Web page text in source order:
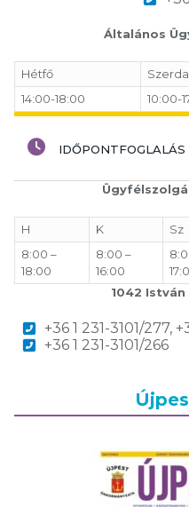
Általános
Hétfő Szerda
14:00-18:00
10:00-
IDŐPONTFOGLALÁS
H K Sz
8:00 –
18:00
8:00 –
16:00
1042 István
+36 1 231-3101/277,
+36 1 231-3101/266